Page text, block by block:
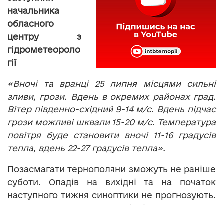
начальника
обласного
центру з
гідрометеороло
гії
«Вночі та вранці 25 липня місцями сильні
зливи, грози. Вдень в окремих районах град.
Вітер південно-східний 9-14 м/с. Вдень підчас
грози можливі шквали 15-20 м/с. Температура
повітря буде становити вночі 11-16 градусів
тепла, вдень 22-27 градусів тепла».
Позасмагати тернополяни зможуть не раніше
суботи. Опадів на вихідні та на початок
наступного тижня синоптики не прогнозують.